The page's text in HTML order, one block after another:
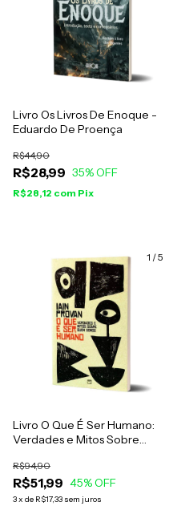
Livro Os Livros De Enoque -
Eduardo De Proença
R$28,99
R$44,90
35% OFF
R$28,12 com Pix
1 /5
Livro O Que É Ser Humano:
Verdades e Mitos Sobre
R$51,99
R$94,90
45% OFF
3x de R$17,33 sem juros